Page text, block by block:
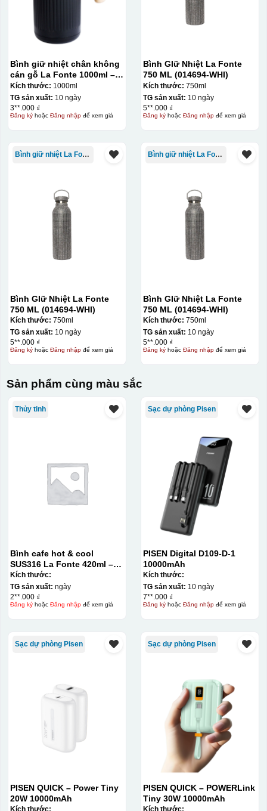
Bình giữ nhiệt chân không
cán gỗ La Fonte 1000ml –
011679
Kích thước: 1000ml
TG sản xuất: 10 ngày
3**.000 ₫
Đăng kýhoặc Đăng nhậpđể xem giá
Bình GIữ Nhiệt La Fonte
750 ML (014694-WHI)
Kích thước: 750ml
TG sản xuất: 10 ngày
5**.000 ₫
Đăng kýhoặc Đăng nhậpđể xem giá
Bình giữ nhiệt La Fonte
Bình GIữ Nhiệt La Fonte
750 ML (014694-WHI)
Kích thước: 750ml
TG sản xuất: 10 ngày
5**.000 ₫
Đăng kýhoặc Đăng nhậpđể xem giá
Bình giữ nhiệt La Fonte
Bình GIữ Nhiệt La Fonte
750 ML (014694-WHI)
Kích thước: 750ml
TG sản xuất: 10 ngày
5**.000 ₫
Đăng kýhoặc Đăng nhậpđể xem giá
Sản phẩm cùng màu sắc
Thủy tinh
Bình cafe hot & cool
SUS316 La Fonte 420ml –
012775
Kích thước:
TG sản xuất: ngày
2**.000 ₫
Đăng kýhoặc Đăng nhậpđể xem giá
Sạc dự phòng Pisen
PISEN Digital D109-D-1
10000mAh
Kích thước:
TG sản xuất: 10 ngày
7**.000 ₫
Đăng kýhoặc Đăng nhậpđể xem giá
Sạc dự phòng Pisen
PISEN QUICK – Power Tiny
20W 10000mAh
Sạc dự phòng Pisen
PISEN QUICK – POWERLink
Tiny 30W 10000mAh